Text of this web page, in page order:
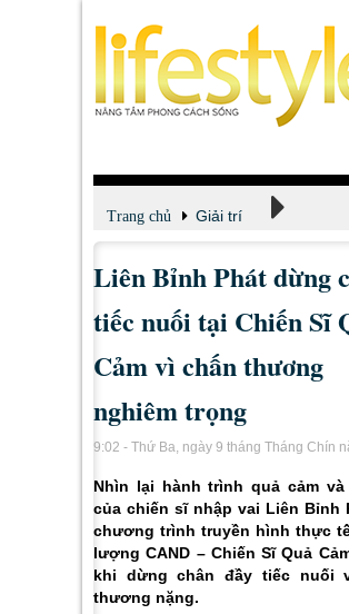
Trang chủ Giải trí
Xem - Nghe - Đọc
Liên Bỉnh Phát dừng
tiếc nuối tại Chiến Sĩ
Cảm vì chấn thương
nghiêm trọng
9:02 - Thứ Ba, ngày 9 tháng Tháng Chín
Nhìn lại hành trình quả cảm
của chiến sĩ nhập vai Liên Bỉnh
chương trình truyền hình thực
lượng CAND – Chiến Sĩ Quả
khi dừng chân đầy tiếc nuối
thương nặng.